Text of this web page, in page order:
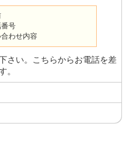
号
わせ内容
さい。こちらからお電話を差
。